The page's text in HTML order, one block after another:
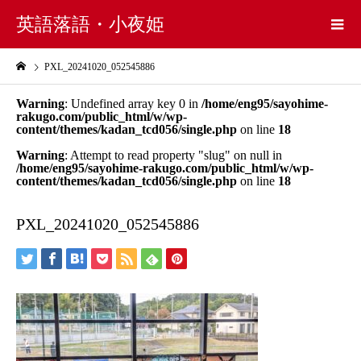
英語落語・小夜姫
PXL_20241020_052545886
Warning: Undefined array key 0 in /home/eng95/sayohime-
rakugo.com/public_html/w/wp-
content/themes/kadan_tcd056/single.php on line 18
Warning: Attempt to read property "slug" on null in
/home/eng95/sayohime-rakugo.com/public_html/w/wp-
content/themes/kadan_tcd056/single.php on line 18
PXL_20241020_052545886